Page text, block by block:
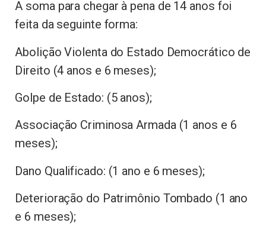
A soma para chegar à pena de 14 anos foi
feita da seguinte forma:
Abolição Violenta do Estado Democrático de
Direito (4 anos e 6 meses);
Golpe de Estado: (5 anos);
Associação Criminosa Armada (1 anos e 6
meses);
Dano Qualificado: (1 ano e 6 meses);
Deterioração do Patrimônio Tombado (1 ano
e 6 meses);